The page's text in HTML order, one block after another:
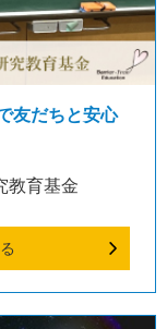
友だちと安心
教育基金